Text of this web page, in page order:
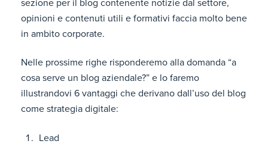
sezione per il blog contenente notizie dal settore,
opinioni e contenuti utili e formativi faccia molto bene
in ambito corporate.
Nelle prossime righe risponderemo alla domanda “a
cosa serve un blog aziendale?” e lo faremo
illustrandovi 6 vantaggi che derivano dall’uso del blog
come strategia digitale:
Lead